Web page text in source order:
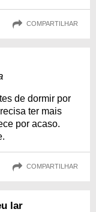
COMPARTILHAR
de dormir por
ter mais
por acaso.
COMPARTILHAR
lar